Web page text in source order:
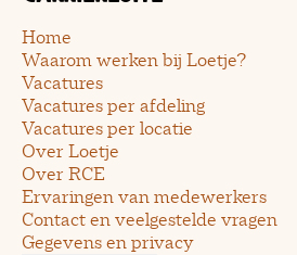
Home
Waarom werken bij Loetje?
Vacatures
Vacatures per afdeling
Vacatures per locatie
Over Loetje
Over RCE
Ervaringen van medewerkers
Contact en veelgestelde vragen
Gegevens en privacy